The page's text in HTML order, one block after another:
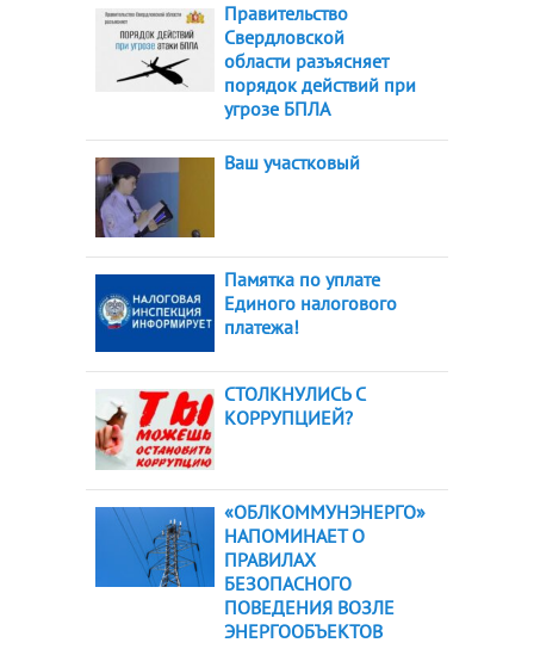
Правительство
Свердловской
области разъясняет
порядок действий при
угрозе БПЛА
Ваш участковый
Памятка по уплате
Единого налогового
платежа!
СТОЛКНУЛИСЬ С
КОРРУПЦИЕЙ?
«ОБЛКОММУНЭНЕРГО»
НАПОМИНАЕТ О
ПРАВИЛАХ
БЕЗОПАСНОГО
ПОВЕДЕНИЯ ВОЗЛЕ
ЭНЕРГООБЪЕКТОВ